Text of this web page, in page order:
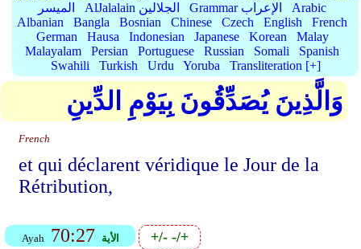
الميسر
AlJalalain الجلالين Grammar الإعراب
Arabic
Albanian
Bangla Bosnian Chinese Czech English
French
German
Hausa Indonesian Japanese Korean
Malay
Malayalam
Persian Portuguese Russian Somali
Spanish
Swahili
Turkish Urdu Yoruba Transliteration [+]
وَالَّذِينَ يُصَدِّقُونَ بِيَوْمِ الدِّينِ
French
et qui déclarent véridique le Jour de la
Rétribution,
Ayah 70:27 الأية +/--/+